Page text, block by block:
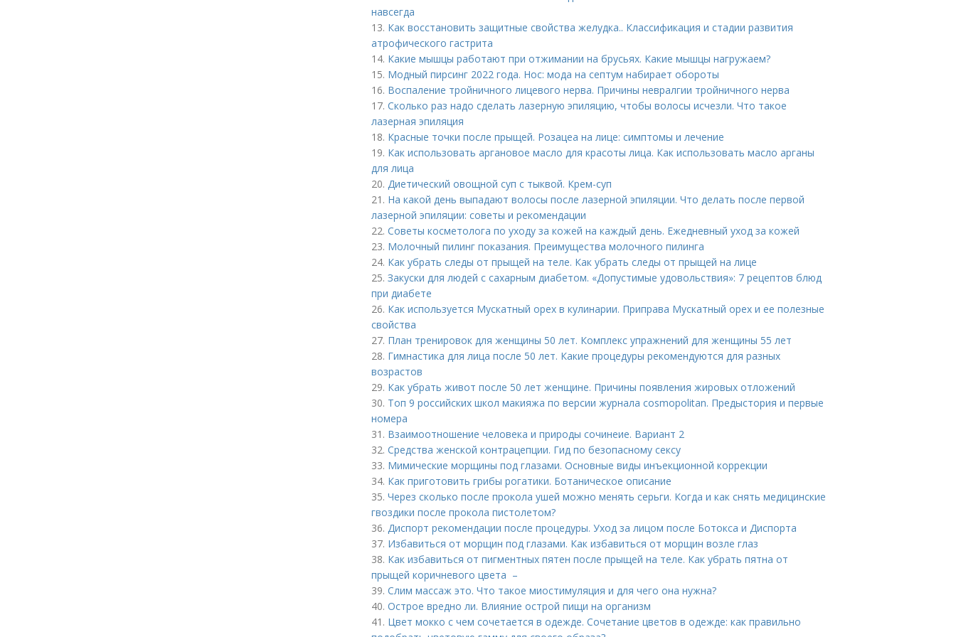
навсегда
13. Как восстановить защитные свойства желудка.. Классификация и стадии развития
атрофического гастрита
14. Какие мышцы работают при отжимании на брусьях. Какие мышцы нагружаем?
15. Модный пирсинг 2022 года. Нос: мода на септум набирает обороты
16. Воспаление тройничного лицевого нерва. Причины невралгии тройничного нерва
17. Сколько раз надо сделать лазерную эпиляцию, чтобы волосы исчезли. Что такое
лазерная эпиляция
18. Красные точки после прыщей. Розацеа на лице: симптомы и лечение
19. Как использовать аргановое масло для красоты лица. Как использовать масло арганы
для лица
20. Диетический овощной суп с тыквой. Крем-суп
21. На какой день выпадают волосы после лазерной эпиляции. Что делать после первой
лазерной эпиляции: советы и рекомендации
22. Советы косметолога по уходу за кожей на каждый день. Ежедневный уход за кожей
23. Молочный пилинг показания. Преимущества молочного пилинга
24. Как убрать следы от прыщей на теле. Как убрать следы от прыщей на лице
25. Закуски для людей с сахарным диабетом. «Допустимые удовольствия»: 7 рецептов блюд
при диабете
26. Как используется Мускатный орех в кулинарии. Приправа Мускатный орех и ее полезные
свойства
27. План тренировок для женщины 50 лет. Комплекс упражнений для женщины 55 лет
28. Гимнастика для лица после 50 лет. Какие процедуры рекомендуются для разных
возрастов
29. Как убрать живот после 50 лет женщине. Причины появления жировых отложений
30. Топ 9 российских школ макияжа по версии журнала cosmopolitan. Предыстория и первые
номера
31. Взаимоотношение человека и природы сочинеие. Вариант 2
32. Средства женской контрацепции. Гид по безопасному сексу
33. Мимические морщины под глазами. Основные виды инъекционной коррекции
34. Как приготовить грибы рогатики. Ботаническое описание
35. Через сколько после прокола ушей можно менять серьги. Когда и как снять медицинские
гвоздики после прокола пистолетом?
36. Диспорт рекомендации после процедуры. Уход за лицом после Ботокса и Диспорта
37. Избавиться от морщин под глазами. Как избавиться от морщин возле глаз
38. Как избавиться от пигментных пятен после прыщей на теле. Как убрать пятна от
прыщей коричневого цвета –
39. Слим массаж это. Что такое миостимуляция и для чего она нужна?
40. Острое вредно ли. Влияние острой пищи на организм
41. Цвет мокко с чем сочетается в одежде. Сочетание цветов в одежде: как правильно